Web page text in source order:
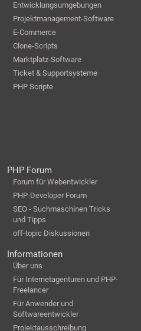
Entwicklungsumgebungen
Projektmanagement-Software
E-Commerce
Clone-Scripts
Marktplatz-Software
Ticket & Supportsysteme
PHP Scripte
PHP Forum
Forum für Webentwickler
PHP-Developer Forum
SEO - Suchmaschinen Tricks
und Tipps
off-topic Diskussionen
Informationen
Über uns
Für Internetagenturen und PHP-
Freelancer
Für Anwender und
Softwareentwickler
Projektausschreibung